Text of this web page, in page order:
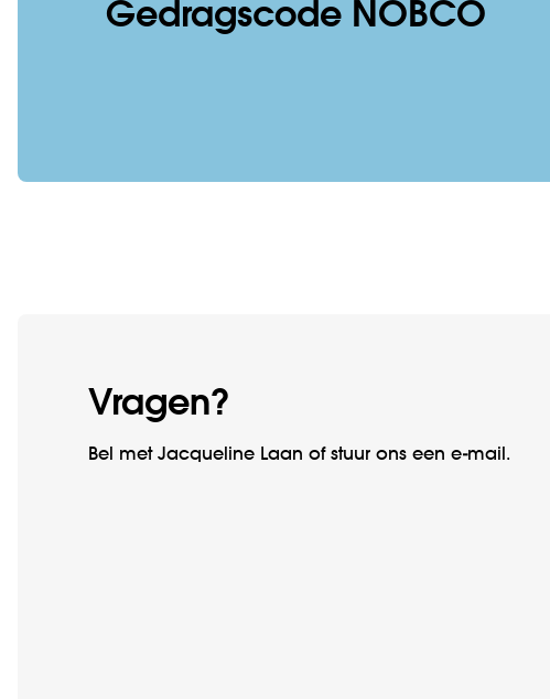
Gedragscode NOBCO
Vragen?
Bel met Jacqueline Laan of stuur ons een e-mail.